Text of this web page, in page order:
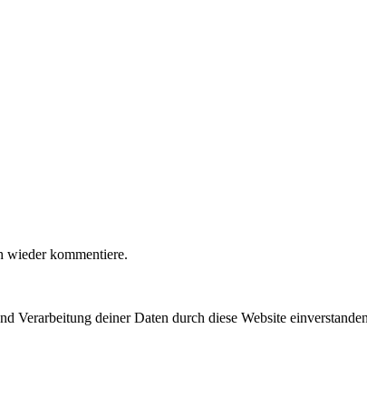
wieder kommentiere.
Verarbeitung deiner Daten durch diese Website